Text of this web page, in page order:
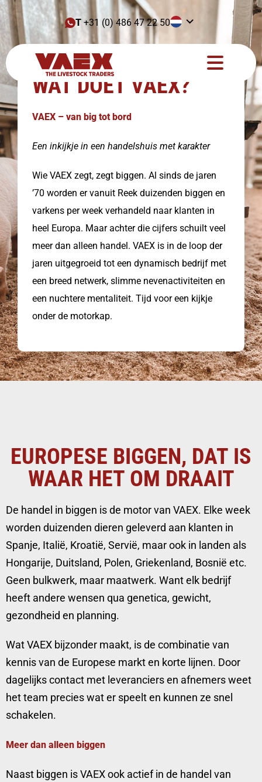
T +31 (0) 486 47 22 50
WAT DOET VAEX?
VAEX – van big tot bord
Een inkijkje in een handelshuis met karakter
Wie VAEX zegt, zegt biggen. Al sinds de jaren
’70 worden er vanuit Reek duizenden biggen en
varkens per week verhandeld naar klanten in
heel Europa. Maar achter die cijfers schuilt veel
meer dan alleen handel. VAEX is in de loop der
jaren uitgegroeid tot een dynamisch bedrijf met
een breed netwerk, slimme nevenactiviteiten en
een nuchtere mentaliteit. Tijd voor een kijkje
onder de motorkap.
EUROPESE BIGGEN, DAT IS
WAAR HET OM DRAAIT
De handel in biggen is de motor van VAEX. Elke week
worden duizenden dieren geleverd aan klanten in
Spanje, Italië, Kroatië, Servië, maar ook in landen als
Hongarije, Duitsland, Polen, Griekenland, Bosnië etc.
Geen bulkwerk, maar maatwerk. Want elk bedrijf
heeft andere wensen qua genetica, gewicht,
gezondheid en planning.
Wat VAEX bijzonder maakt, is de combinatie van
kennis van de Europese markt en korte lijnen. Door
dagelijks contact met leveranciers en afnemers weet
het team precies wat er speelt en kunnen ze snel
schakelen.
Meer dan alleen biggen
Naast biggen is VAEX ook actief in de handel van